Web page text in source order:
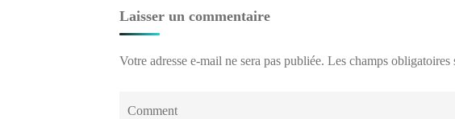
Laisser un commentaire
Votre adresse e-mail ne sera pas publiée. Les champs obligatoires
Comment